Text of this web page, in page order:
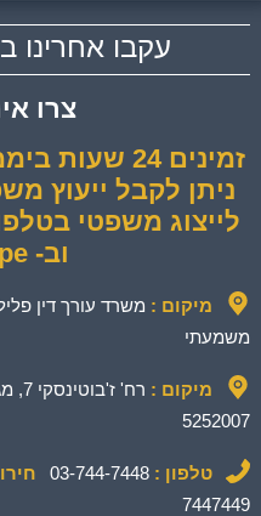
עקבו אחרינו
צרו
זמינים 24
ניתן לקבל ייעוץ
וב- Skype ***
מיקום : משרד עורך דין
משמעתי
מיקום :
5252007
טלפון : 03-744-7448 חירום
7447449